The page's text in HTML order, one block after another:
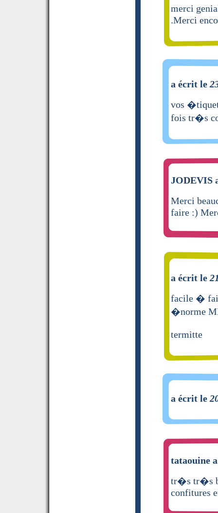
merci
.Merci
a écrit le
vos
fois tr�s
JODEVIS
Merci
faire :)
a écrit le
facile �
�norme
termitte
a écrit le
tataouine
tr�s tr�s
confitures